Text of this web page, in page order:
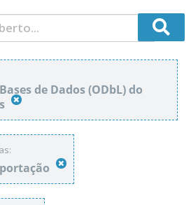
de Dados (ODbL) do